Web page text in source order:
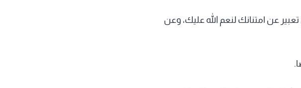
عن امتنانك لنعم الله عليك، وعن